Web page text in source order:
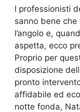
I professionisti
sanno bene che
l’angolo e,
aspetta, ecco
Proprio per
disposizione
pronto
affidabile ed
notte fonda,